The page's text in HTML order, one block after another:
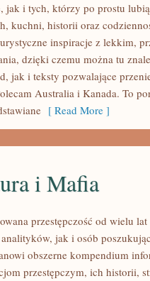
jak i tych, którzy po prostu
kuchni, historii oraz
inspiracje z lekkim,
dzięki czemu można tu
jak i teksty pozwalające
Australia i Kanada. To
[ Read More ]
i Mafia
przestępczość od wielu
jak i osób
obszerne kompendium
przestępczym, ich historii,